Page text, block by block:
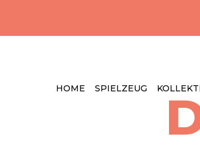
HOME SPIELZEUG